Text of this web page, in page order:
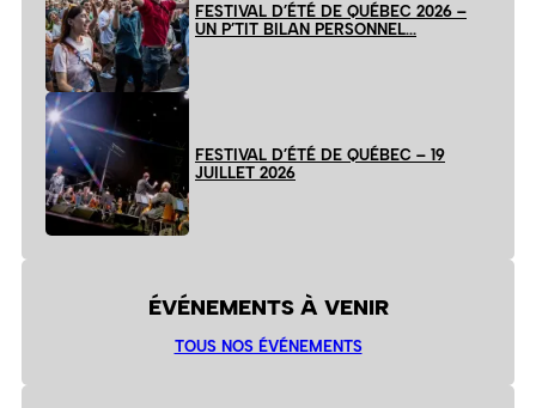
FESTIVAL D’ÉTÉ DE QUÉBEC 2026 –
UN P’TIT BILAN PERSONNEL…
FESTIVAL D’ÉTÉ DE QUÉBEC – 19
JUILLET 2026
ÉVÉNEMENTS À VENIR
TOUS NOS ÉVÉNEMENTS